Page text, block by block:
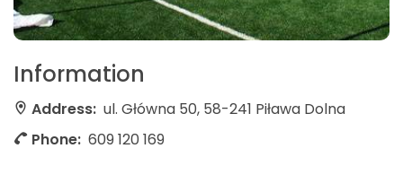
Information
Address: ul. Główna 50, 58-241 Piława Dolna
Phone: 609 120 169